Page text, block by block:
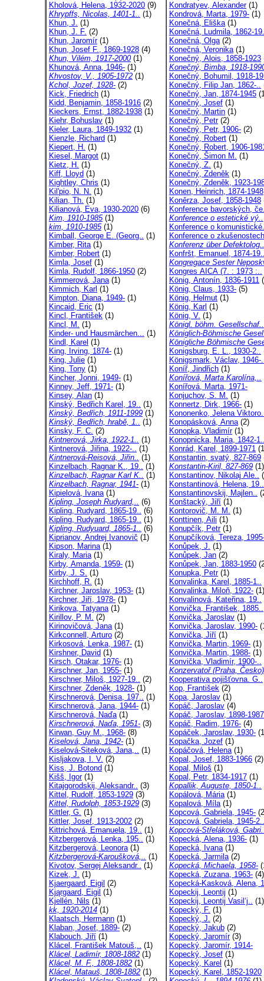
Kholová, Helena, 1932-2020 (9)
Khrypffs, Nicolas, 1401-1.. (1)
Khun, J. (1)
Khun, J. F. (2)
Khun, Jaromír(1)
Khun, Josef F., 1869-1928 (4)
Khun, Vilém, 1917-2000(1)
Khunová, Anna, 1946- (1)
Khvostov, V., 1905-1972 (1)
Kchol, Jozef, 1928- (2)
Kick, Friedrich (1)
Kidd, Benjamin, 1858-1916 (2)
Kieckers, Ernst, 1882-1938 (1)
Kiehr, Bohuslav (1)
Kieler, Laura, 1849-1932 (1)
Kienzle, Richard (1)
Kiepert, H. (1)
Kiesel, Margot (1)
Kietz, H. (1)
Kiff, Lloyd (1)
Kightley, Chris (1)
Kil'pio, N. N. (1)
Kilian, Th. (1)
Kilianová, Eva, 1930-2020 (6)
Kim, 1910-1985(1)
kim, 1910-1985(1)
Kimball, George E. (Georg.. (1)
Kimber, Rita(1)
Kimber, Robert (1)
Kimla, Josef (1)
Kimla, Rudolf, 1866-1950 (2)
Kimmerová, Jana(1)
Kimmich, Karl (1)
Kimpton, Diana, 1949- (1)
Kincaid, Eric (1)
Kincl, František (1)
Kincl, M. (1)
Kinder- und Hausmärchen... (1)
Kindl, Karel (1)
King, Irving, 1874- (1)
King, Julie (1)
King, Tony (1)
Kincher, Jonni, 1949- (1)
Kinney, Jeff, 1971- (1)
Kinsey, Alan (1)
Kinský, Bedřich Karel, 19.. (1)
Kinský, Bedřich, 1911-1999 (1)
Kinský, Bedřich, hrabě, 1.. (1)
Kinsky, F. C. (2)
Kintnerová, Jirka, 1922-1.. (1)
Kintnerová, Jiřina, 1922-.. (1)
Kintnerová-Reisová, Jiřin.. (1)
Kinzelbach, Ragnar K., 19.. (1)
Kinzelbach, Ragnar Karl K.. (1)
Kinzelbach, Ragnar, 1941- (1)
Kipielová, Ivana(1)
Kipling, Joseph Rudyard,.. (6)
Kipling, Rudyard, 1865-19.. (6)
Kipling, Rudyard, 1865-19.. (1)
Kipling, Rudyuard, 1865-1.. (6)
Kiprianov, Andrej Ivanovič (1)
Kipson, Marina(1)
Kiraly, Maria(1)
Kirby, Amanda, 1959- (1)
Kirby, J. S. (1)
Kirchhoff, R. (1)
Kirchner, Jaroslav, 1953- (1)
Kirchner, Jiří, 1978- (1)
Kirikova, Tatyana(1)
Kirillov, P. M. (2)
Kirinovičová, Jana(1)
Kirkconnell, Arturo (2)
Kirkosová, Lenka, 1987- (1)
Kirshner, David (1)
Kirsch, Otakar, 1976- (1)
Kirschner, Jan, 1955- (1)
Kirschner, Miloš, 1927-19.. (2)
Kirschner, Zdeněk, 1928- (1)
Kirschnerová, Denisa, 197.. (1)
Kirschnerová, Jana, 1944- (1)
Kirschnerová, Naďa(1)
Kirschnerová, Naďa, 1951- (3)
Kirwan, Guy M., 1968- (8)
Kiselová, Jana, 1942- (1)
Kiselová-Siteková, Jana,.. (1)
Kisljakova, I. V. (2)
Kiss, J. Botond (1)
Kišš, Igor(1)
Kitajgorodskij, Aleksandr.. (3)
Kittel, Rudolf, 1853-1929 (3)
Kittel, Rudolph, 1853-1929 (3)
Kittler, G. (1)
Kittler, Josef, 1913-2002 (2)
Kittrichová, Emanuela, 19.. (1)
Kitzbergerová, Lenka, 195.. (1)
Kitzbergerová, Leonora(1)
Kitzbergerová-Karoušková,.. (1)
Kivotov, Sergej Aleksandr.. (1)
Kizek, J. (1)
Kjaergaard, Eigil (2)
Kjąrgaard, Eigil (1)
Kjellén, Nils (1)
kk, 1920-2014 (1)
Klaatsch, Hermann (1)
Klaban, Josef, 1889- (2)
Klabouch, Jiří (1)
Klácel, František Matouš,.. (1)
Klácel, Ladimír, 1808-1882 (1)
Klácel, M. F., 1808-1882 (1)
Klácel, Matauš, 1808-1882 (1)
Kondratyev, Alexander(1)
Kondrová, Marta, 1979- (1)
Konečná, Eliška(1)
Konečná, Ludmila, 1862-
Konečná, Olga(2)
Konečná, Veronika(1)
Konečný, Alois, 1858-1923
Konečný, Bimba, 1918-
Konečný, Bohumil, 1918-
Konečný, Filip Jan, 1862-..
Konečný, Jan, 1874-1945
Konečný, Josef (1)
Konečný, Martin (1)
Konečný, Petr(2)
Konečný, Petr, 1906- (2)
Konečný, Robert (1)
Konečný, Robert, 1906-
Konečný, Šimon M. (1)
Konečný, Z. (1)
Konečný, Zdeněk (1)
Konečný, Zdeněk, 1923-
Konen, Heinrich, 1874-1948
Koněrza, Josef, 1858-1948
Konference bavorských,
Konference o estetické vý..
Konference o
Konference o
Konferenz über Defektolog..
Konfršt, Emanuel, 1874-
Kongregace Sester
Kongres AICA (7. : 1973 :..
König, Antonín, 1836-1911
König, Claus, 1933- (5)
König, Helmut (1)
König, Karl (1)
König, V. (1)
Königl. böhm. Gesellschaf..
Königlich-Böhmische
Königliche Böhmische
Konigsburg, E. L., 1930-2..
Königsmark, Václav, 1946-
Koníř, Jindřich (1)
Konířová, Marta Karolína,..
Konířová, Marta, 1971-
Konjuchov, S. M. (1)
Konnertz, Dirk, 1966- (1)
Kononenko, Jelena
Konopásková, Anna(2)
Konopka, Vladimír(1)
Konopnicka, Maria, 1842-
Konrád, Karel, 1899-1971
Konstantin, svatý, 827-869
Konstantin-Kiril, 827-869 (1)
Konstantinov, Nikolaj Ale..
Konstantinová, Helena, 19..
Konstantinovskij, Majlen..
Konštacký, Jiří (1)
Kontorovič, M. M. (1)
Konttinen, Aili (1)
Konupčík, Petr(1)
Konupčíková, Tereza,
Konůpek, J. (1)
Konůpek, Jan (2)
Konůpek, Jan, 1883-1950
Konupka, Petr(1)
Konvalinka, Karel, 1885-1..
Konvalinka, Miloň, 1922- (1)
Konvalinová, Kateřina, 19..
Konvička, František, 1885..
Konvička, Jaroslav (1)
Konvička, Jaroslav, 1990-
Konvička, Jiří (1)
Konvička, Martin, 1969- (1)
Konvička, Martin, 1988- (1)
Konvička, Vladimír, 1900-..
Konzervatoř (Praha, Česko)
Kooperativa pojišťovna. G..
Kop, František (2)
Kopa, Jaroslav (1)
Kopáč, Jaroslav (4)
Kopáč, Jaroslav, 1898-1987
Kopáč, Radim, 1976- (4)
Kopáček, Jaroslav, 1930-
Kopačka, Jozef (1)
Kopáčová, Helena(1)
Kopal, Josef, 1883-1966 (2)
Kopal, Miloš (1)
Kopal, Petr, 1834-1917 (1)
Kopallik, Auguste, 1850-1..
Kopálová, Mária(1)
Kopalová, Míla(1)
Kopcová, Gabriela, 1945-
Kopcová, Gabriela, 1945-2..
Kopcová-Střeláková,
Kopecká, Alena, 1936- (1)
Kopecká, Ivana(1)
Kopecká, Jarmila(2)
Kopecká, Michaela, 1958-
Kopecká, Zuzana, 1963- (4)
Kopecká-Kasková, Alena,
Kopeckij, Leontij (1)
Kopeckij, Leontij Vasil‘j.. (1)
Kopecký, F. (1)
Kopecký, J. (2)
Kopecký, Jakub (2)
Kopecký, Jaromír(3)
Kopecký, Jaromír, 1914-
Kopecký, Josef (1)
Kopecký, Karel (1)
Kopecký, Karel, 1852-1920